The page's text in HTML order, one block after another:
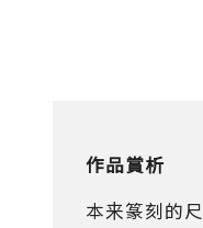
作品賞析
本来篆刻的